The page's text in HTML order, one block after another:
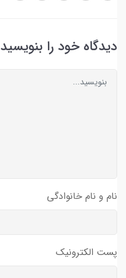
دیدگاه خود را بنویسید
نام و نام خانوادگی
پست الکترونیک